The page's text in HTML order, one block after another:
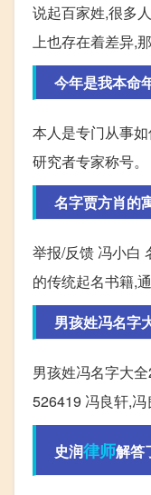
说起百家姓,很多
上也存在着差异,
今年是我本命
本人是专门从事
研究者专家称号。
名字贾方肖的
举报/反馈 冯小白
的传统起名书籍,通
男孩姓冯名字
男孩姓冯名字大
526419 冯良轩,冯
史润律师解答